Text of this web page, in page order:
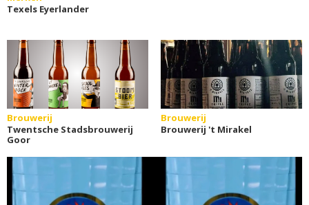
Texels Eyerlander
Brouwerij
Twentsche Stadsbrouwerij
Goor
Brouwerij
Brouwerij 't Mirakel